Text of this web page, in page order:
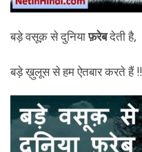
बड़े वसूक़ से दुनियाफ़रेबदेती है,
बड़े ख़ुलूस से हम ऐतबार करते हैं !!